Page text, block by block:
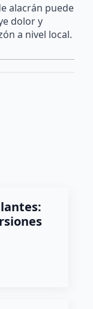
alacrán puede
dolor y
a nivel local.